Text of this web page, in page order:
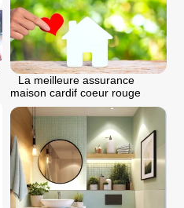
La meilleure assurance
maison cardif coeur rouge